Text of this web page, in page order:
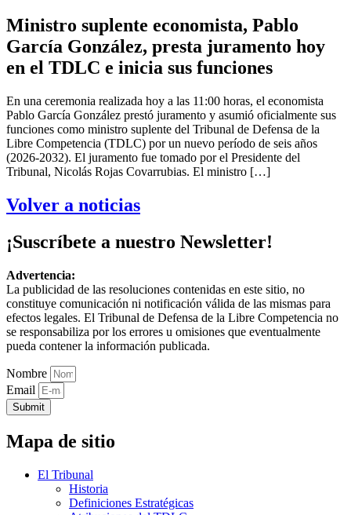
Ministro suplente economista, Pablo
García González, presta juramento hoy
en el TDLC e inicia sus funciones
En una ceremonia realizada hoy a las 11:00 horas, el economista
Pablo García González prestó juramento y asumió oficialmente sus
funciones como ministro suplente del Tribunal de Defensa de la
Libre Competencia (TDLC) por un nuevo período de seis años
(2026-2032). El juramento fue tomado por el Presidente del
Tribunal, Nicolás Rojas Covarrubias. El ministro […]
Volver a noticias
¡Suscríbete a nuestro Newsletter!
Advertencia:
La publicidad de las resoluciones contenidas en este sitio, no
constituye comunicación ni notificación válida de las mismas para
efectos legales. El Tribunal de Defensa de la Libre Competencia no
se responsabiliza por los errores u omisiones que eventualmente
pueda contener la información publicada.
Nombre
Email
Submit
Mapa de sitio
El Tribunal
Historia
Definiciones Estratégicas